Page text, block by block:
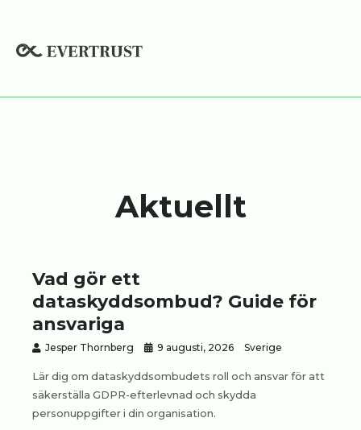
innehåll
Aktuellt
Vad gör ett
dataskyddsombud? Guide för
ansvariga
Jesper Thornberg 9 augusti, 2026 Sverige
Lär dig om dataskyddsombudets roll och ansvar för att
säkerställa GDPR-efterlevnad och skydda
personuppgifter i din organisation.